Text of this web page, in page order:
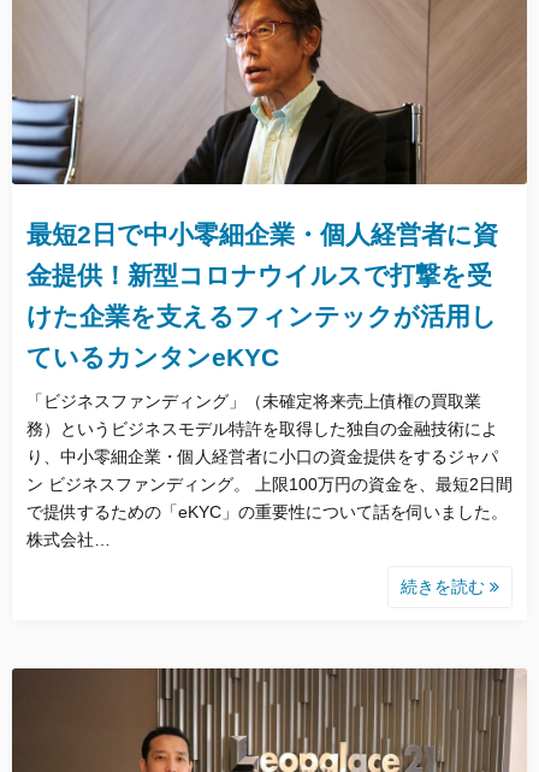
最短2日で中小零細企業・個人経営者に資
金提供！新型コロナウイルスで打撃を受
けた企業を支えるフィンテックが活用し
ているカンタンeKYC
「ビジネスファンディング」（未確定将来売上債権の買取業
務）というビジネスモデル特許を取得した独自の金融技術によ
り、中小零細企業・個人経営者に小口の資金提供をするジャパ
ン ビジネスファンディング。 上限100万円の資金を、最短2日間
で提供するための「eKYC」の重要性について話を伺いました。
株式会社…
続きを読む